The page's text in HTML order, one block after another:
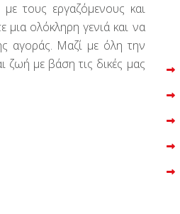
τους εργαζόμενους και
ολόκληρη γενιά και να
αγοράς. Μαζί με όλη την
ζωή με βάση τις δικές μας